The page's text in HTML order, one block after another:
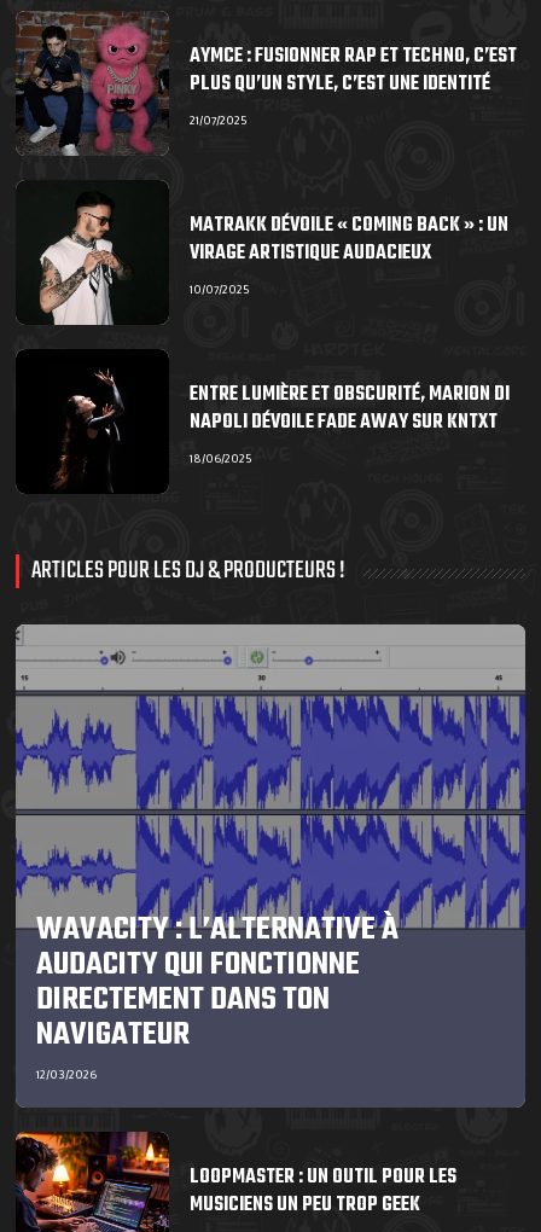
AYMCE : FUSIONNER RAP ET TECHNO, C’EST
PLUS QU’UN STYLE, C’EST UNE IDENTITÉ
21/07/2025
MATRAKK DÉVOILE « COMING BACK » : UN
VIRAGE ARTISTIQUE AUDACIEUX
10/07/2025
ENTRE LUMIÈRE ET OBSCURITÉ, MARION DI
NAPOLI DÉVOILE FADE AWAY SUR KNTXT
18/06/2025
ARTICLES POUR LES DJ & PRODUCTEURS !
WAVACITY : L’ALTERNATIVE À
AUDACITY QUI FONCTIONNE
DIRECTEMENT DANS TON
NAVIGATEUR
12/03/2026
LOOPMASTER : UN OUTIL POUR LES
MUSICIENS UN PEU TROP GEEK